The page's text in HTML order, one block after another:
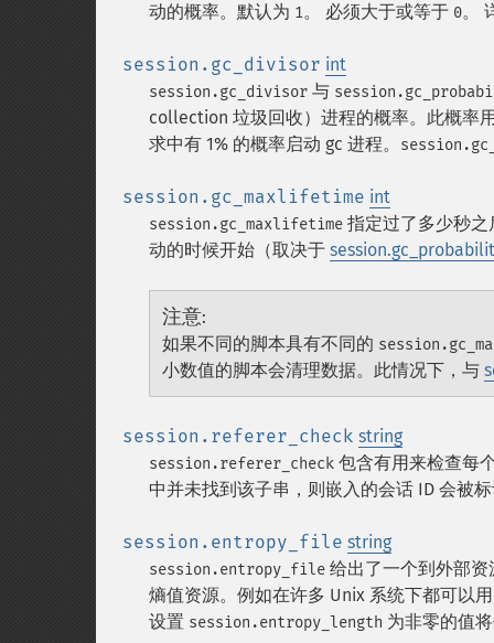
动的概率。默认为 1。 必须大于或等于 0。
session.gc_divisor int
session.gc_divisor 与
collection 垃圾回收）进程的概率。此概率
求中有 1% 的概率启动 gc 进程。
session.gc_maxlifetime int
session.gc_maxlifetime 指定过了多少秒之
动的时候开始（取决于
注意:
如果不同的脚本具有不同的
小数值的脚本会清理数据。此情况下，与
session.referer_check string
session.referer_check 包含有用来检查每
中并未找到该子串，则嵌入的会话 ID 会被
session.entropy_file string
session.entropy_file 给出了一个到外部
熵值资源。例如在许多 Unix 系统下都可以
设置 session.entropy_length 为非零的值